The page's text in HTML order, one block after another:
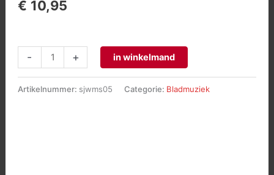
€ 10,95
-
chromatic
+ in winkelmand
Artikelnummer: sjwms05 Categorie: Bladmuziek